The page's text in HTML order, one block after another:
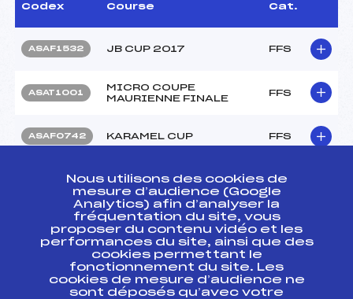
Codex Course Cat.
ASAF1532 JB CUP 2017 FFS
ASAT1001
MICRO COUPE
MAURIENNE FINALE
FFS
ASAF0742 KARAMEL CUP FFS
ASAF0744 KARAMEL CUP FFS
MICRO COUPE BASSE
MAURIENNE
FFS
ASAF0932
Manche-Sprint : MICRO
COUPE BASSE
MAURIENNE
FFS
Nous utilisons des cookies de
mesure d’audience (Google
Analytics) afin d’analyser la
fréquentation du site, vous
proposer du contenu vidéo et les
performances du site, ainsi que des
cookies permettant le
fonctionnement du site. Les
cookies de mesure d’audience ne
sont déposés qu’avec votre